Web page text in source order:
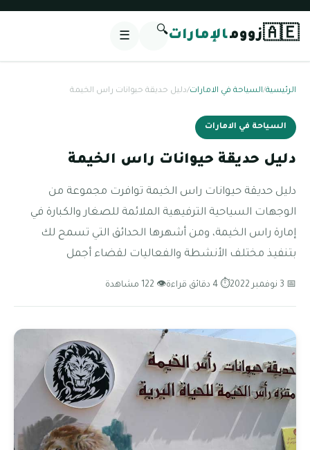
🇦🇪زوومالإمارات🔍
☰
الرئيسية/السياحة في الامارات/دليل حديقة حيوانات راس الخيمة
السياحة في الامارات
دليل حديقة حيوانات راس الخيمة
دليل حديقة حيوانات راس الخيمة توافرت مجموعة من
الوجهات السياحية الترفيهية الملائمة للصغار والكبارة في
إمارة راس الخيمة، ومن أشهرها الحدائق التي تسمح لك
بتنفيذ مختلف الأنشطة والفعاليات لقضاء أجمل
📅 3 نوفمبر 2022 ⏱ 4 دقائق قراءة 👁 122 مشاهدة